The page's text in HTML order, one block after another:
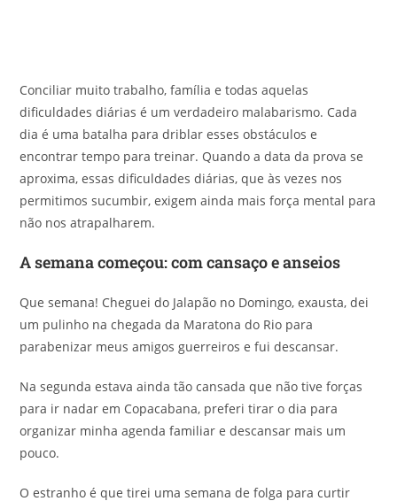
Conciliar muito trabalho, família e todas aquelas
dificuldades diárias é um verdadeiro malabarismo. Cada
dia é uma batalha para driblar esses obstáculos e
encontrar tempo para treinar. Quando a data da prova se
aproxima, essas dificuldades diárias, que às vezes nos
permitimos sucumbir, exigem ainda mais força mental para
não nos atrapalharem.
A semana começou: com cansaço e anseios
Que semana! Cheguei do Jalapão no Domingo, exausta, dei
um pulinho na chegada da Maratona do Rio para
parabenizar meus amigos guerreiros e fui descansar.
Na segunda estava ainda tão cansada que não tive forças
para ir nadar em Copacabana, preferi tirar o dia para
organizar minha agenda familiar e descansar mais um
pouco.
O estranho é que tirei uma semana de folga para curtir